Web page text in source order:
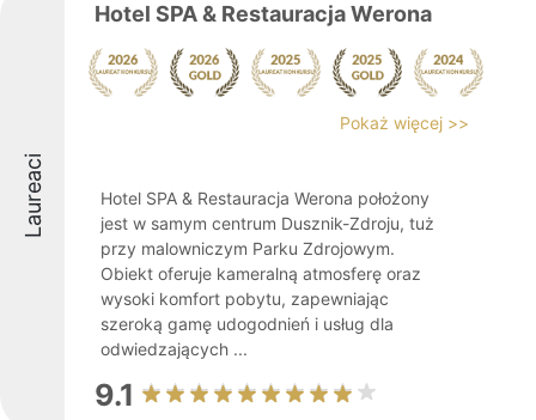
Laureaci
Hotel SPA & Restauracja Werona
Pokaż więcej >>
Hotel SPA & Restauracja Werona położony
jest w samym centrum Dusznik-Zdroju, tuż
przy malowniczym Parku Zdrojowym.
Obiekt oferuje kameralną atmosferę oraz
wysoki komfort pobytu, zapewniając
szeroką gamę udogodnień i usług dla
odwiedzających ...
9.1